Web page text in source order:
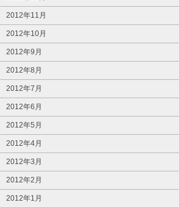
2012年11月
2012年10月
2012年9月
2012年8月
2012年7月
2012年6月
2012年5月
2012年4月
2012年3月
2012年2月
2012年1月